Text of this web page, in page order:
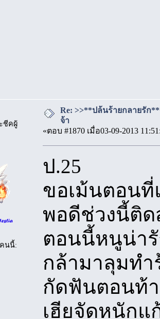
ชีคผู้
นนี้:
Re: >>**ปล้นร้ายกลายรัก
จ้า
«ตอบ #1870 เมื่อ03-09-2013
ป.25
ขอเม้นตอน
พอดีช่วงนี้ติด
ตอนนี้หนูน่า
กล้ามาลุมทำ
กัดฟันตอนท้
เฮียจัดหนัก